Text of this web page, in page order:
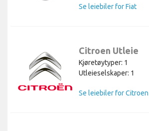
Se leiebiler for Fiat
Citroen Utleie
Kjøretøytyper: 1
Utleieselskaper: 1
Se leiebiler for Citroen